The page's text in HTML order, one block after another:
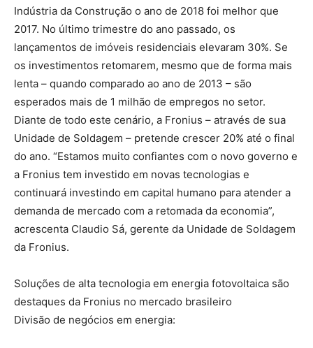
Indústria da Construção o ano de 2018 foi melhor que
2017. No último trimestre do ano passado, os
lançamentos de imóveis residenciais elevaram 30%. Se
os investimentos retomarem, mesmo que de forma mais
lenta – quando comparado ao ano de 2013 – são
esperados mais de 1 milhão de empregos no setor.
Diante de todo este cenário, a Fronius – através de sua
Unidade de Soldagem – pretende crescer 20% até o final
do ano. “Estamos muito confiantes com o novo governo e
a Fronius tem investido em novas tecnologias e
continuará investindo em capital humano para atender a
demanda de mercado com a retomada da economia”,
acrescenta Claudio Sá, gerente da Unidade de Soldagem
da Fronius.
Soluções de alta tecnologia em energia fotovoltaica são
destaques da Fronius no mercado brasileiro
Divisão de negócios em energia: